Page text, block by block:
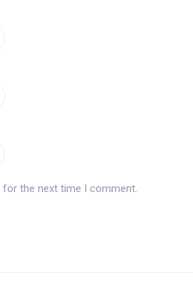
for the next time I comment.